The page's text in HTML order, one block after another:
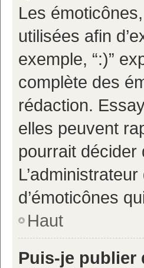
Les
utilisées afin
exemple, “:)”
complète des
rédaction.
elles peuvent
pourrait décider
d’émoticônes
Haut
Puis-je publier